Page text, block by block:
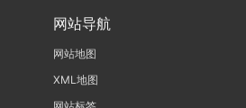
网站导航
网站地图
XML地图